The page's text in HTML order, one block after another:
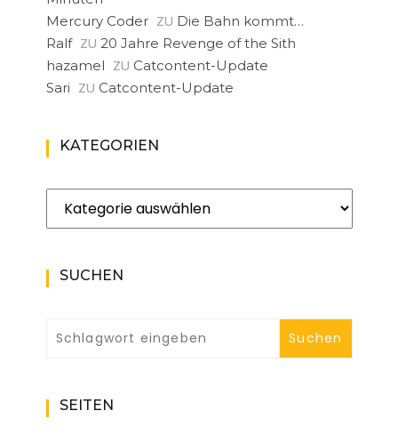
Mercury Coder ZU Die Bahn kommt…
Ralf ZU 20 Jahre Revenge of the Sith
hazamel ZU Catcontent-Update
Sari ZU Catcontent-Update
KATEGORIEN
Kategorien
SUCHEN
SEITEN